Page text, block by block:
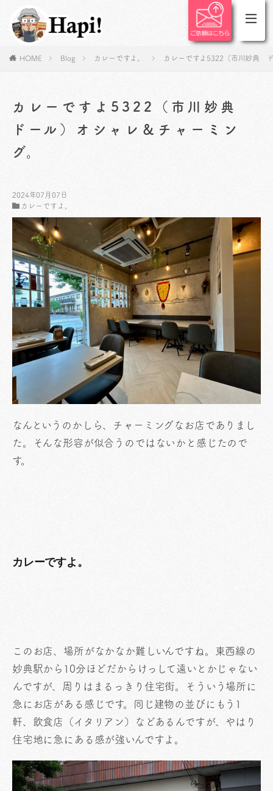
HOME Blog カレーですよ。 カレーですよ5322（市川妙典
カレーですよ5322（市川妙典
ドール）オシャレ＆チャーミン
グ。
2024年07月07日
カレーですよ。
なんというのかしら、チャーミングなお店でありまし
た。そんな形容が似合うのではないかと感じたので
す。
カレーですよ。
このお店、場所がなかなか難しいんですね。東西線の
妙典駅から10分ほどだからけっして遠いとかじゃない
んですが、周りはまるっきり住宅街。そういう場所に
急にお店がある感じです。同じ建物の並びにもう1
軒、飲食店（イタリアン）などあるんですが、やはり
住宅地に急にある感が強いんですよ。